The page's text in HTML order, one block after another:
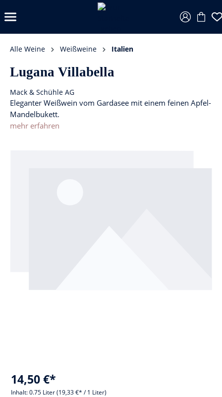
Alle Weine Weißweine Italien
Lugana Villabella
Mack & Schühle AG
Eleganter Weißwein vom Gardasee mit einem feinen Apfel-
Mandelbukett.
mehr erfahren
14,50 €*
Inhalt:0.75 Liter(19,33 €* / 1 Liter)